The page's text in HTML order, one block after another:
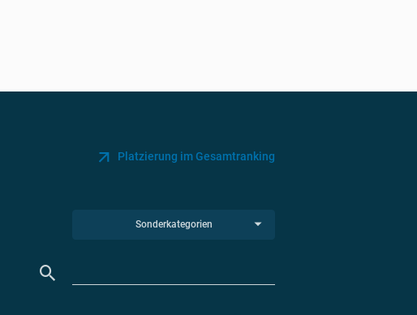
Platzierung im Gesamtranking
Sonderkategorien